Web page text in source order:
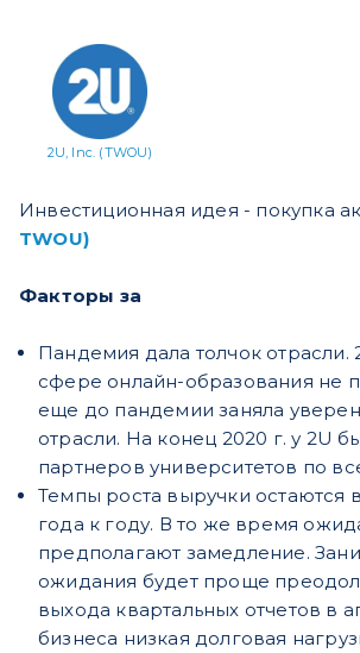
2U, Inc. (TWOU)
Инвестиционная идея - покупка
TWOU)
Факторы за
Пандемия дала толчок отрасли.
сфере онлайн-образования не
еще до пандемии заняла
отрасли. На конец 2020 г. у 2U
партнеров университетов по
Темпы роста выручки остаются
года к году. В то же время
предполагают замедление.
ожидания будет проще
выхода квартальных отчетов в
бизнеса низкая долговая